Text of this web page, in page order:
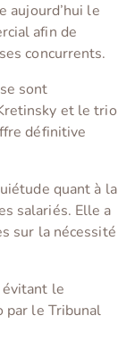
aujourd’hui le
afin de
concurrents.
sont
et le trio
définitive
quant à la
salariés. Elle a
sur la nécessité
évitant le
par le Tribunal